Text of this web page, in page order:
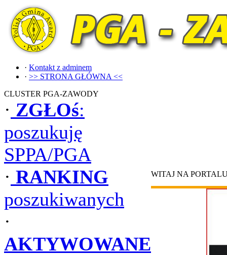
· Kontakt z adminem
· >> STRONA GŁÓWNA <<
CLUSTER PGA-ZAWODY
· ZGŁOś:
poszukuję
SPPA/PGA
· RANKING
poszukiwanych
·
AKTYWOWANE
WITAJ NA